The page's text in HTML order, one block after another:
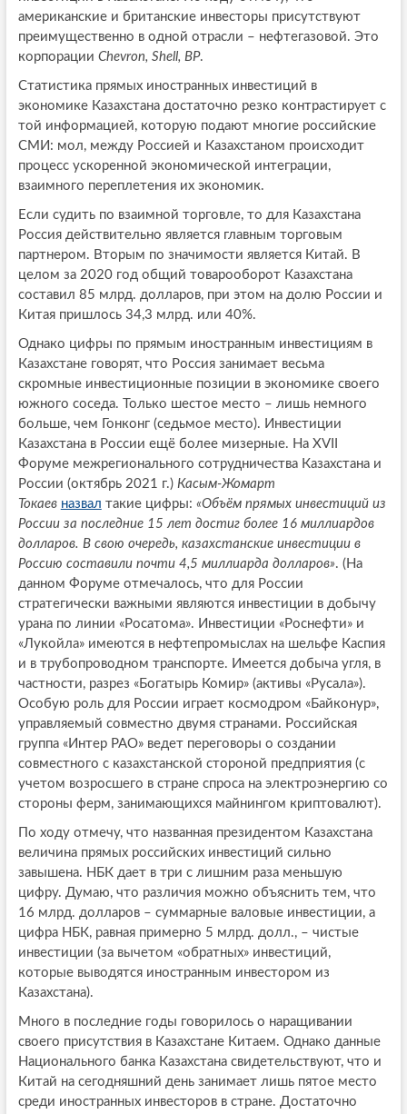
американские и британские инвесторы присутствуют
преимущественно в одной отрасли – нефтегазовой. Это
корпорации Chevron, Shell, BP.
Статистика прямых иностранных инвестиций в
экономике Казахстана достаточно резко контрастирует с
той информацией, которую подают многие российские
СМИ: мол, между Россией и Казахстаном происходит
процесс ускоренной экономической интеграции,
взаимного переплетения их экономик.
Если судить по взаимной торговле, то для Казахстана
Россия действительно является главным торговым
партнером. Вторым по значимости является Китай. В
целом за 2020 год общий товарооборот Казахстана
составил 85 млрд. долларов, при этом на долю России и
Китая пришлось 34,3 млрд. или 40%.
Однако цифры по прямым иностранным инвестициям в
Казахстане говорят, что Россия занимает весьма
скромные инвестиционные позиции в экономике своего
южного соседа. Только шестое место – лишь немного
больше, чем Гонконг (седьмое место). Инвестиции
Казахстана в России ещё более мизерные. На XVII
Форуме межрегионального сотрудничества Казахстана и
России (октябрь 2021 г.) Касым-Жомарт
Токаев назвал такие цифры: «Объём прямых инвестиций из
России за последние 15 лет достиг более 16 миллиардов
долларов. В свою очередь, казахстанские инвестиции в
Россию составили почти 4,5 миллиарда долларов». (На
данном Форуме отмечалось, что для России
стратегически важными являются инвестиции в добычу
урана по линии «Росатома». Инвестиции «Роснефти» и
«Лукойла» имеются в нефтепромыслах на шельфе Каспия
и в трубопроводном транспорте. Имеется добыча угля, в
частности, разрез «Богатырь Комир» (активы «Русала»).
Особую роль для России играет космодром «Байконур»,
управляемый совместно двумя странами. Российская
группа «Интер РАО» ведет переговоры о создании
совместного с казахстанской стороной предприятия (с
учетом возросшего в стране спроса на электроэнергию со
стороны ферм, занимающихся майнингом криптовалют).
По ходу отмечу, что названная президентом Казахстана
величина прямых российских инвестиций сильно
завышена. НБК дает в три с лишним раза меньшую
цифру. Думаю, что различия можно объяснить тем, что
16 млрд. долларов – суммарные валовые инвестиции, а
цифра НБК, равная примерно 5 млрд. долл., – чистые
инвестиции (за вычетом «обратных» инвестиций,
которые выводятся иностранным инвестором из
Казахстана).
Много в последние годы говорилось о наращивании
своего присутствия в Казахстане Китаем. Однако данные
Национального банка Казахстана свидетельствуют, что и
Китай на сегодняшний день занимает лишь пятое место
среди иностранных инвесторов в стране. Достаточно